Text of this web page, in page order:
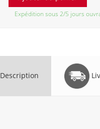
Expédition sous 2/5 jours
Description